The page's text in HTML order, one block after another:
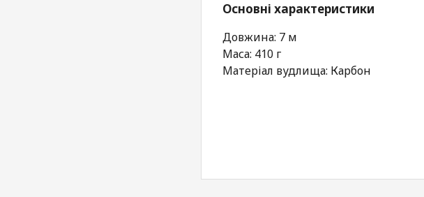
Основні характеристики
Довжина: 7 м
Маса: 410 г
Матеріал вудлища: Карбон